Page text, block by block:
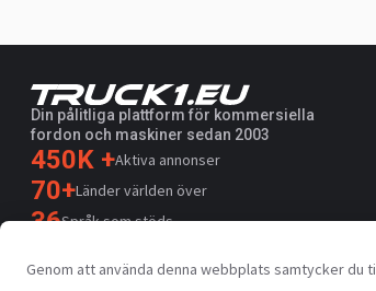
Din pålitliga plattform för kommersiella
fordon och maskiner sedan 2003
450K +Aktiva annonser
70+Länder världen över
36Språk som stöds
4.7/5
Trustpilot
Genom att använda denna webbplats samtycker du